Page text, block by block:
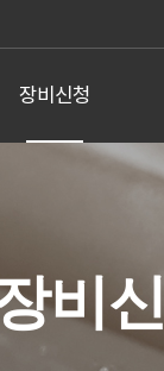
장비신청
비